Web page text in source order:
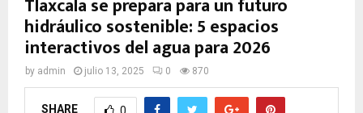
Tlaxcala se prepara para un futuro
hidráulico sostenible: 5 espacios
interactivos del agua para 2026
by admin julio 13, 2025 0 870
SHARE